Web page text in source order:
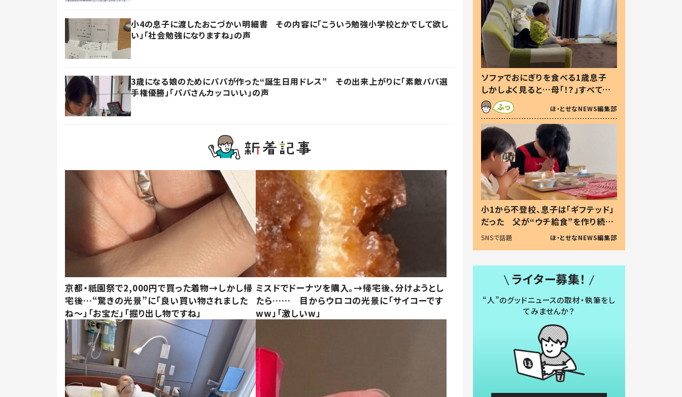
小4の息子に渡したおこづかい明細書 その内容に「こういう勉強小学校とかでして欲し
い」「社会勉強になりますね」の声
3歳になる娘のためにパパが作った“誕生日用ドレス” その出来上がりに「素敵パパ選
手権優勝」「パパさんカッコいい」の声
京都・祇園祭で2,000円で買った着物→しかし帰
宅後…“驚きの光景”に「良い買い物されました
ね～」「お宝だ」「掘り出し物ですね」
ミスドでドーナツを購入。→帰宅後、分けようとし
たら…… 目からウロコの光景に「サイコーです
ww」「激しいw」
ソファでおにぎりを食べる1歳息子
しかしよく見ると…母「！？」すべてを
察した母の投稿に「可愛いから許
す！」「現行犯〜」
ほ・とせなNEWS編集部
小1から不登校、息子は「ギフテッド」
だった 父が“ウチ給食”を作り続け
る理由とは #令和の親 #令和の子
SNSで話題 ほ・とせなNEWS編集部
ライター募集！
“人”のグッドニュースの取材・執筆をし
てみませんか？